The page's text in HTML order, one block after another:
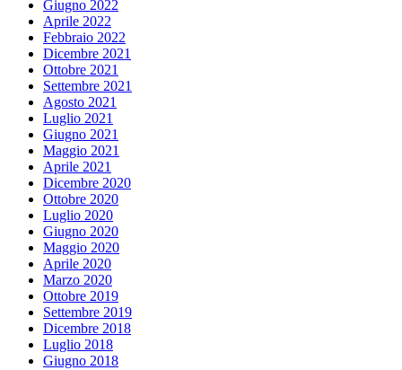
Giugno 2022
Aprile 2022
Febbraio 2022
Dicembre 2021
Ottobre 2021
Settembre 2021
Agosto 2021
Luglio 2021
Giugno 2021
Maggio 2021
Aprile 2021
Dicembre 2020
Ottobre 2020
Luglio 2020
Giugno 2020
Maggio 2020
Aprile 2020
Marzo 2020
Ottobre 2019
Settembre 2019
Dicembre 2018
Luglio 2018
Giugno 2018